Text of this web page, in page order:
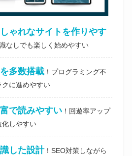
ゃれなサイトを作りやす
なしでも楽しく始めやすい
多数搭載！プログラミング不
に進めやすい
で読みやすい！回遊率アップ
化しやすい
した設計！SEO対策しながら